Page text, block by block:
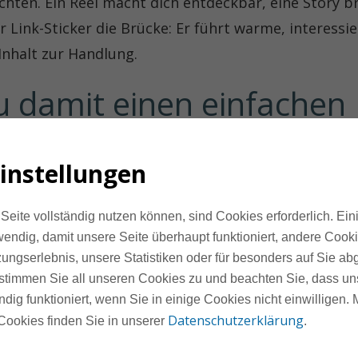
Link-Sticker die Brücke: Er führt warme,
zur Handlung.
damit einen einfachen
und Karussells wirst du gefunden.
Storys zeigst du dich, gibst Tipps, stellst Fragen
hilfreichen Tipp führt der Link-Sticker zum
Kennenlern-Gespräch.
sogar der stärkere: Ein „Antworte mit
vollständig nutzen können, sind Cookies erforderlich.
damit unsere Seite überhaupt funktioniert, andere
unsere Statistiken oder für besonders auf Sie
Sie all unseren Cookies zu und beachten Sie, dass
funktioniert, wenn Sie in einige Cookies nicht einwilligen.
finden Sie in unserer Datenschutzerklärung.